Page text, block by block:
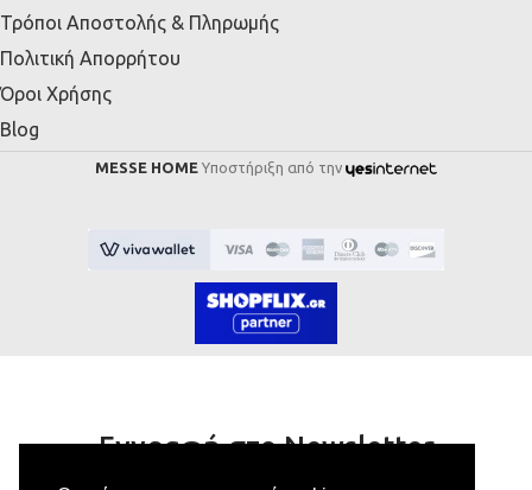
Τρόποι Αποστολής & Πληρωμής
Πολιτική Απορρήτου
Όροι Χρήσης
Blog
MESSE HOME Υποστήριξη από την
Εγγραφή στο Newsletter